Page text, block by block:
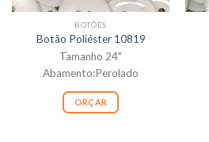
BOTÕES
Botão Poliéster 10819
Tamanho 24"
Abamento:Perolado
ORÇAR